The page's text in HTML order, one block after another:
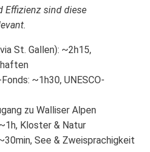
Effizienz sind diese
St. Gallen): ~2h15,
~1h30, UNESCO-
zu Walliser Alpen
Kloster & Natur
See & Zweisprachigkeit